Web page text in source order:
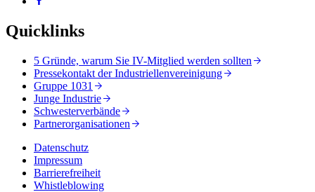
Quicklinks
5 Gründe, warum Sie IV-Mitglied werden sollten
Pressekontakt der Industriellenvereinigung
Gruppe 1031
Junge Industrie
Schwesterverbände
Partnerorganisationen
Datenschutz
Impressum
Barrierefreiheit
Whistleblowing